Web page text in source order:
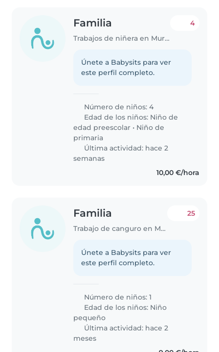
Familia
Trabajos de niñera en Murcia
4
Únete a Babysits para ver
este perfil completo.
Número de niños: 4
Edad de los niños: Niño de
edad preescolar • Niño de
primaria
Última actividad: hace 2
semanas
10,00 €/hora
Familia
Trabajo de canguro en Murcia
25
Únete a Babysits para ver
este perfil completo.
Número de niños: 1
Edad de los niños: Niño
pequeño
Última actividad: hace 2
meses